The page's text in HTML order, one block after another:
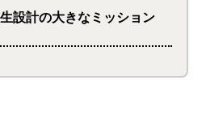
設計の大きなミッション